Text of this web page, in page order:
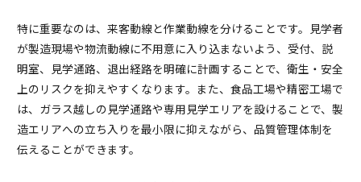
特に重要なのは、来客動線と作業動線を分けることです。見学者
が製造現場や物流動線に不用意に入り込まないよう、受付、説
明室、見学通路、退出経路を明確に計画することで、衛生・安全
上のリスクを抑えやすくなります。また、食品工場や精密工場で
は、ガラス越しの見学通路や専用見学エリアを設けることで、製
造エリアへの立ち入りを最小限に抑えながら、品質管理体制を
伝えることができます。